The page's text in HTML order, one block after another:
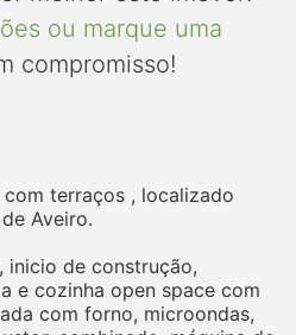
ou marque uma
compromisso!
terraços , localizado
Aveiro.
inicio de construção,
e cozinha open space com
com forno, microondas,